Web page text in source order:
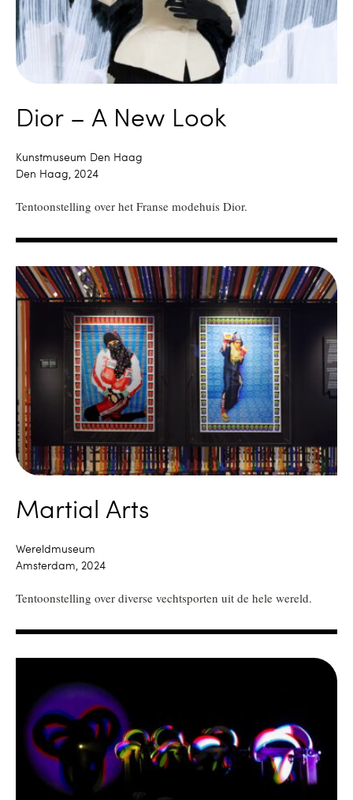
Dior – A New Look
Kunstmuseum Den Haag
Den Haag, 2024
Tentoonstelling over het Franse modehuis Dior.
Martial Arts
Wereldmuseum
Amsterdam, 2024
Tentoonstelling over diverse vechtsporten uit de hele wereld.